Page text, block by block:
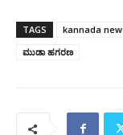
TAGS kannada
ಮುಡಾ ಹಗರಣ